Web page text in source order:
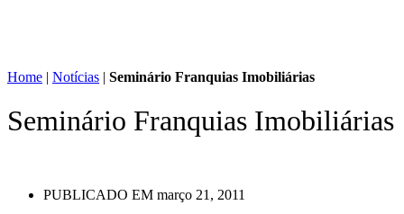
Home | Notícias | Seminário Franquias Imobiliárias
Seminário Franquias Imobiliárias
PUBLICADO EM março 21, 2011